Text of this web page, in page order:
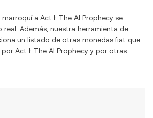
marroquía Act I: The AI Prophecy se
Además, nuestra herramienta de
un listado de otras monedas fiat que
por Act I: The AI Prophecyy por otras